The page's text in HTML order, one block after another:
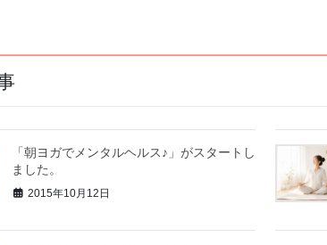
「朝ヨガでメンタルヘルス♪」がスタートし
ました。
2015年10月12日